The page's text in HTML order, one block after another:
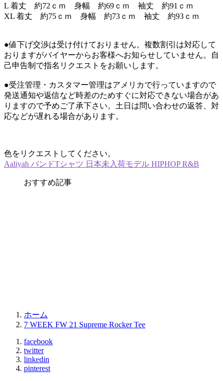
L 着丈 約72ｃｍ 身幅 約69ｃｍ 袖丈 約91ｃｍ
XL 着丈 約75ｃｍ 身幅 約73ｃｍ 袖丈 約93ｃｍ
●値下げ交渉は受け付けておりません。複数割引は対応して
おりますがバイヤーからお客様へお知らせしていません。自
己申告制で指名リクエストをお願いします。
●受注管理・カスタマー管理はアメリカで行っていますので
発送通知や返信など時差のためすぐに対応できない場合があ
りますので予めご了承下さい。土日は問い合わせの返答、対
応などが遅れる場合があります。
色をリクエストしてください。
Aaliyah バンドTシャツ 日本未入荷モデル HIPHOP R&B
おすすめ記事
ホーム
7 WEEK FW 21 Supreme Rocker Tee
facebook
twitter
linkedin
pinterest